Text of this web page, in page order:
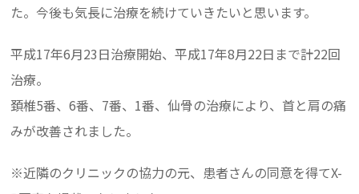
た。今後も気長に治療を続けていきたいと思います。
平成17年6月23日治療開始、平成17年8月22日まで計22回
治療。
頚椎5番、6番、7番、1番、仙骨の治療により、首と肩の痛
みが改善されました。
※近隣のクリニックの協力の元、患者さんの同意を得てX-